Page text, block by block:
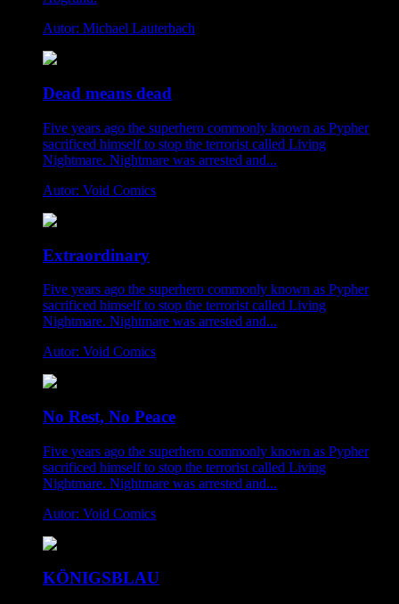
Autor: Michael Lauterbach
Dead means dead
Five years ago the superhero commonly known as Pypher
sacrificed himself to stop the terrorist called Living
Nightmare. Nightmare was arrested and...
Autor: Void Comics
Extraordinary
Five years ago the superhero commonly known as Pypher
sacrificed himself to stop the terrorist called Living
Nightmare. Nightmare was arrested and...
Autor: Void Comics
No Rest, No Peace
Five years ago the superhero commonly known as Pypher
sacrificed himself to stop the terrorist called Living
Nightmare. Nightmare was arrested and...
Autor: Void Comics
KÖNIGSBLAU